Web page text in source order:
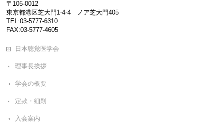
〒105-0012
東京都港区芝大門1-4-4 ノア芝大門405
TEL:03-5777-6310
FAX:03-5777-4605
日本聴覚医学会
理事長挨拶
学会の概要
定款・細則
入会案内